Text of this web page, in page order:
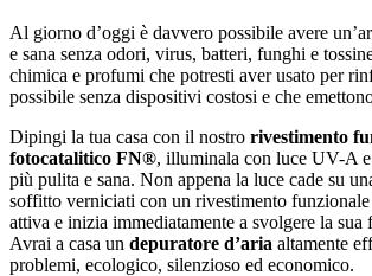
Al giorno d’oggi è davvero possibile avere
e sana senza odori, virus, batteri, funghi e
chimica e profumi che potresti aver usato per
possibile senza dispositivi costosi e che
Dipingi la tua casa con il nostro rivestimento
fotocatalitico FN®, illuminala con luce UV-A e
più pulita e sana. Non appena la luce cade su
soffitto verniciati con un rivestimento
attiva e inizia immediatamente a svolgere la
Avrai a casa un depuratore d’aria altamente
problemi, ecologico, silenzioso ed economico.